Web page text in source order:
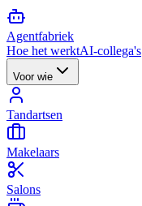
Agentfabriek
Hoe het werktAI-collega's
Voor wie
Tandartsen
Makelaars
Salons